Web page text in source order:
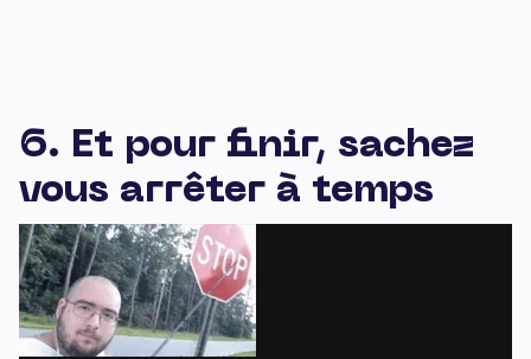
6. Et pour finir, sachez
vous arrêter à temps